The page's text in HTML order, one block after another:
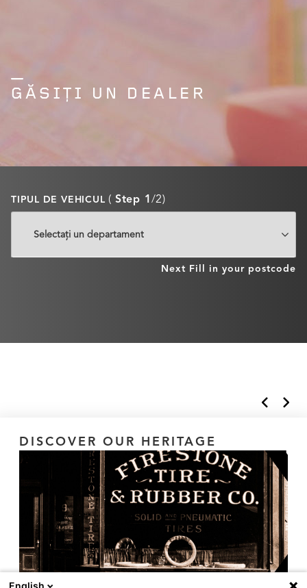
GĂSIȚI UN DEALER
TIPUL DE VEHICUL ( Step 1/2)
Next Fill in your postcode
DISCOVER OUR HERITAGE
English